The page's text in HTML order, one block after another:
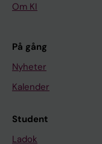
Om KI
På gång
Nyheter
Kalender
Student
Ladok